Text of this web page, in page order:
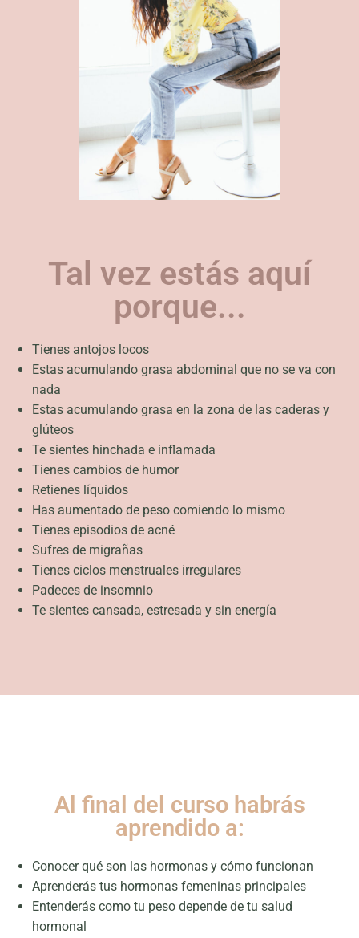
Tal vez estás aquí
porque...
Tienes antojos locos
Estas acumulando grasa abdominal que no se va con
nada
Estas acumulando grasa en la zona de las caderas y
glúteos
Te sientes hinchada e inflamada
Tienes cambios de humor
Retienes líquidos
Has aumentado de peso comiendo lo mismo
Tienes episodios de acné
Sufres de migrañas
Tienes ciclos menstruales irregulares
Padeces de insomnio
Te sientes cansada, estresada y sin energía
Al final del curso habrás
aprendido a:
Conocer qué son las hormonas y cómo funcionan
Aprenderás tus hormonas femeninas principales
Entenderás como tu peso depende de tu salud
hormonal